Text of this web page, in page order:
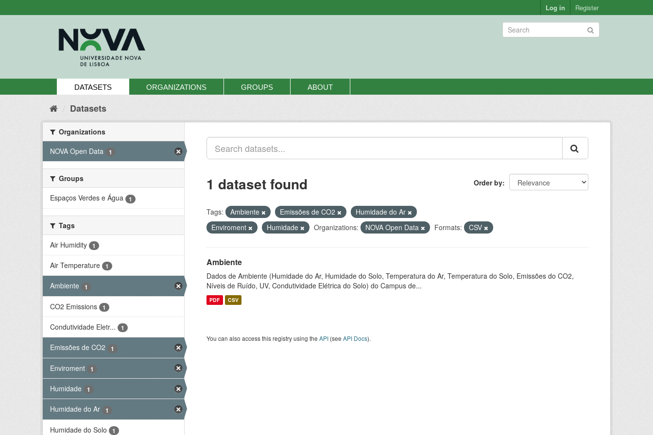
to
Log in Register
DATASETS ORGANIZATIONS GROUPS ABOUT
Datasets
Organizations
NOVA Open Data
1
Groups
Espaços Verdes e Água
1
Tags
Air Humidity
1
Air Temperature 1
Ambiente 1
CO2 Emissions 1
Condutividade Eletr... 1
Emissões de CO2 1
Enviroment 1
Humidade 1
Humidade do Ar 1
Humidade do Solo 1
Order by
1 dataset found
Tags: Ambiente Emissões de CO2
Humidade do Ar
Enviroment
Humidade Organizations: NOVA Open Data Formats: CSV
Ambiente
Dados de Ambiente (Humidade do Ar, Humidade do Solo, Temperatura do Ar, Temperatura do Solo, Emissões do CO2,
Níveis de Ruído, UV, Condutividade Elétrica do Solo) do Campus de...
PDF CSV
You can also access this registry using the API (see API Docs).